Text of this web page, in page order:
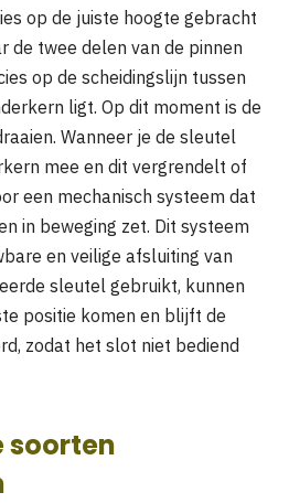
op de juiste hoogte gebracht
de twee delen van de pinnen
op de scheidingslijn tussen
ligt. Op dit moment is de
Wanneer je de sleutel
mee en dit vergrendelt of
een mechanisch systeem dat
in beweging zet. Dit systeem
en veilige afsluiting van
sleutel gebruikt, kunnen
positie komen en blijft de
zodat het slot niet bediend
soorten